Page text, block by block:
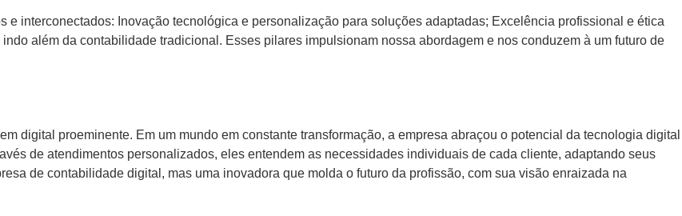
e interconectados: Inovação tecnológica e personalização para soluções adaptadas; Excelência profissional e ética
além da contabilidade tradicional. Esses pilares impulsionam nossa abordagem e nos conduzem à um futuro de
digital proeminente. Em um mundo em constante transformação, a empresa abraçou o potencial da tecnologia digital
de atendimentos personalizados, eles entendem as necessidades individuais de cada cliente, adaptando seus
de contabilidade digital, mas uma inovadora que molda o futuro da profissão, com sua visão enraizada na